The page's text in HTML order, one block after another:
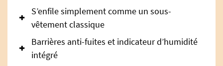
S’enfile simplement comme un sous-
vêtement classique
Barrières anti-fuites et indicateur d’humidité
intégré